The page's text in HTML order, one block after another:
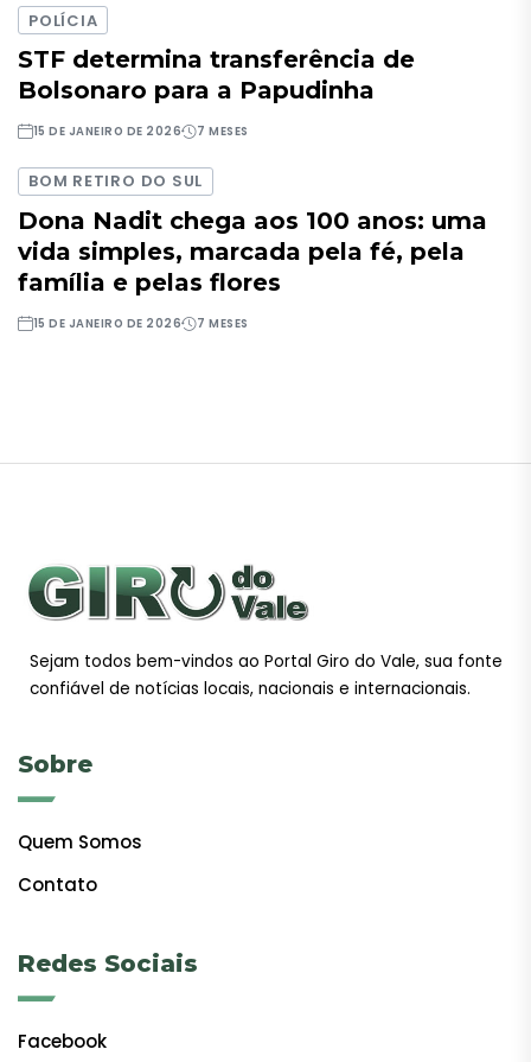
POLÍCIA
STF determina transferência de
Bolsonaro para a Papudinha
15 DE JANEIRO DE 2026 7 MESES
BOM RETIRO DO SUL
Dona Nadit chega aos 100 anos: uma
vida simples, marcada pela fé, pela
família e pelas flores
15 DE JANEIRO DE 2026 7 MESES
Sejam todos bem-vindos ao Portal Giro do Vale, sua fonte
confiável de notícias locais, nacionais e internacionais.
Sobre
Quem Somos
Contato
Redes Sociais
Facebook